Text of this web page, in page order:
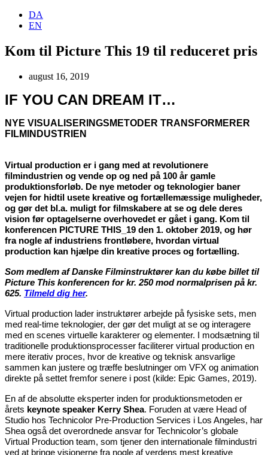
DA
EN
Kom til Picture This 19 til reduceret pris
august 16, 2019
IF YOU CAN DREAM IT…
NYE VISUALISERINGSMETODER TRANSFORMERER
FILMINDUSTRIEN
Virtual production er i gang med at revolutionere
filmindustrien og vende op og ned på 100 år gamle
produktionsforløb. De nye metoder og teknologier baner
vejen for hidtil usete kreative og fortællemæssige muligheder,
og gør det bl.a. muligt for filmskabere at se og dele deres
vision før optagelserne overhovedet er gået i gang. Kom til
konferencen PICTURE THIS_19 den 1. oktober 2019, og hør
fra nogle af industriens frontløbere, hvordan virtual
production kan hjælpe din kreative proces og fortælling.
Som medlem af Danske Filminstruktører kan du købe billet til
Picture This konferencen for kr. 250 mod normalprisen på kr.
625. Tilmeld dig her.
Virtual production lader instruktører arbejde på fysiske sets, men
med real-time teknologier, der gør det muligt at se og interagere
med en scenes virtuelle karakterer og elementer.
I modsætning til
traditionelle produktionsprocesser faciliterer virtual production en
mere iterativ proces, hvor de kreative og teknisk ansvarlige
sammen kan justere og træffe beslutninger om VFX og animation
direkte på settet fremfor senere i post (kilde: Epic Games, 2019).
En af de absolutte eksperter inden for produktionsmetoden er
årets keynote speaker Kerry Shea. Foruden at være Head of
Studio hos Technicolor Pre-Production Services i Los Angeles, har
Shea også det overordnede ansvar for Technicolor’s globale
Virtual Production team, som tjener den internationale filmindustri
ved at bringe visionerne fra nogle af verdens mest kreative